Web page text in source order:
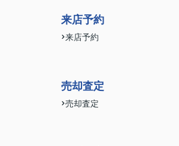
来店予約
来店予約
売却査定
売却査定